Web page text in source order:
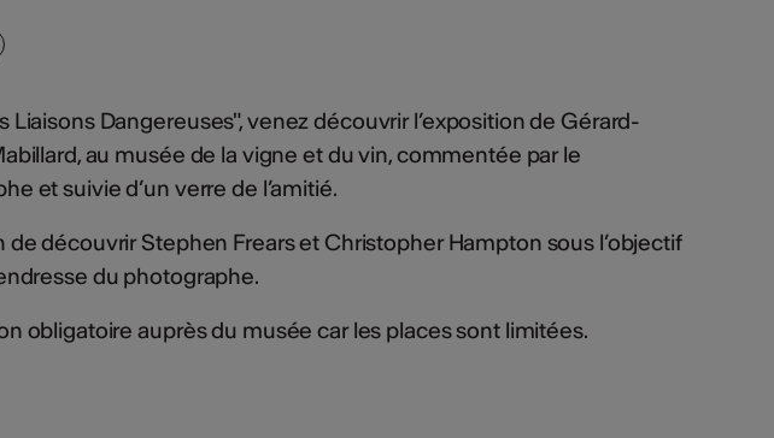
Liaisons Dangereuses", venez découvrir l’exposition de Gérard-
au musée de la vigne et du vin, commentée par le
et suivie d’un verre de l’amitié.
de découvrir Stephen Frears et Christopher Hampton sous l’objectif
du photographe.
obligatoire auprès du musée car les places sont limitées.